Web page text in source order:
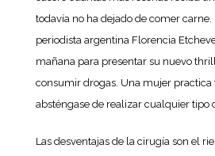
todavía no ha dejado de comer carne.
periodista argentina Florencia
mañana para presentar su nuevo
consumir drogas. Una mujer practica
absténgase de realizar cualquier tipo
Las desventajas de la cirugía son el